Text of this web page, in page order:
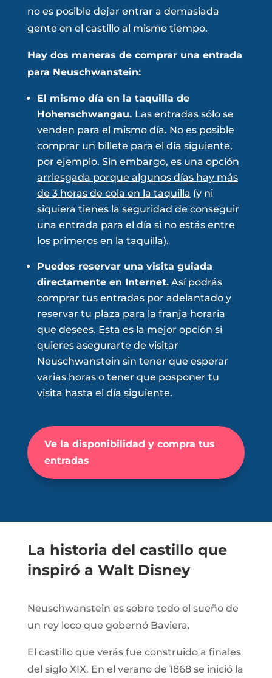
no es posible dejar entrar a demasiada
gente en el castillo al mismo tiempo.
Hay dos maneras de comprar una entrada
para Neuschwanstein:
El mismo día en la taquilla de
Hohenschwangau. Las entradas sólo se
venden para el mismo día. No es posible
comprar un billete para el día siguiente,
por ejemplo. Sin embargo, es una opción
arriesgada porque algunos días hay más
de 3 horas de cola en la taquilla (y ni
siquiera tienes la seguridad de conseguir
una entrada para el día si no estás entre
los primeros en la taquilla).
Puedes reservar una visita guiada
directamente en Internet.Así podrás
comprar tus entradas por adelantado y
reservar tu plaza para la franja horaria
que desees. Esta es la mejor opción si
quieres asegurarte de visitar
Neuschwanstein sin tener que esperar
varias horas o tener que posponer tu
visita hasta el día siguiente.
Ve la disponibilidad y compra tus
entradas
La historia del castillo que
inspiró a Walt Disney
Neuschwanstein es sobre todo el sueño de
un rey loco que gobernó Baviera.
El castillo que verás fue construido a finales
del siglo XIX. En el verano de 1868 se inició la